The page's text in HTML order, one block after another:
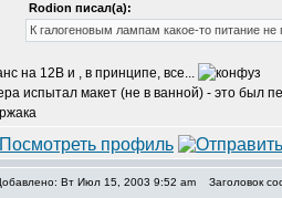
Rodion писал(а):
К галогеновым лампам какое-то питание
на 12В и , в принципе, все...
испытал макет (не в ванной) - это был
Вт Июл 15, 2003 9:52 am Заголовок